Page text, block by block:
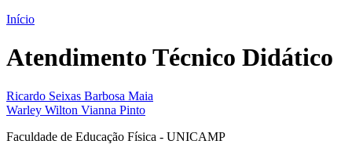
Início
Atendimento Técnico Didático
Ricardo Seixas Barbosa Maia
Warley Wilton Vianna Pinto
Faculdade de Educação Física - UNICAMP